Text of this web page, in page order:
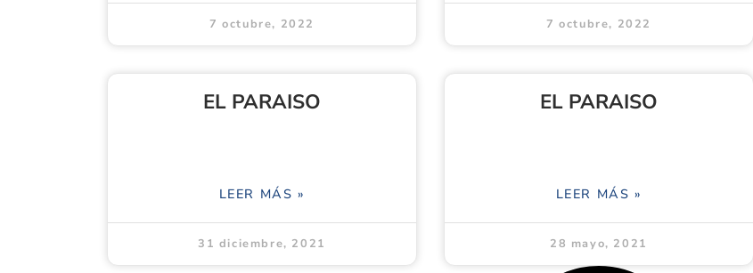
7 octubre, 2022 7 octubre, 2022
EL PARAISO
LEER MÁS »
31 diciembre, 2021
EL PARAISO
LEER MÁS »
28 mayo, 2021